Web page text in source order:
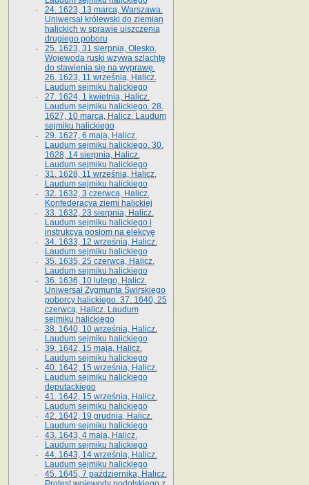
24. 1623, 13 marca, Warszawa.
Uniwersał królewski do ziemian
halickich w sprawie uiszczenia
drugiego poboru
25. 1623, 31 sierpnia, Olesko.
Wojewoda ruski wzywa szlachtę
do stawienia się na wyprawę.
26. 1623, 11 września, Halicz.
Laudum sejmiku halickiego
27. 1624, 1 kwietnia, Halicz.
Laudum sejmiku halickiego. 28.
1627, 10 marca, Halicz. Laudum
sejmiku halickiego
29. 1627, 6 maja, Halicz.
Laudum sejmiku halickiego. 30.
1628, 14 sierpnia, Halicz.
Laudum sejmiku halickiego
31. 1628, 11 września, Halicz.
Laudum sejmiku halickiego
32. 1632, 3 czerwca, Halicz.
Konfederacya ziemi halickiej
33. 1632, 23 sierpnia, Halicz.
Laudum sejmiku halickiego i
instrukcya posłom na elekcyę
34. 1633, 12 września, Halicz.
Laudum sejmiku halickiego
35. 1635, 25 czerwca, Halicz.
Laudum sejmiku halickiego
36. 1636, 10 lutego, Halicz.
Uniwersał Zygmunta Świrskiego
poborcy halickiego. 37. 1640, 25
czerwca, Halicz. Laudum
sejmiku halickiego
38. 1640, 10 września, Halicz.
Laudum sejmiku halickiego
39. 1642, 15 maja, Halicz.
Laudum sejmiku halickiego
40. 1642, 15 września, Halicz.
Laudum sejmiku halickiego
deputackiego
41. 1642, 15 września, Halicz.
Laudum sejmiku halickiego
42. 1642, 19 grudnia, Halicz.
Laudum sejmiku halickiego
43. 1643, 4 maja, Halicz.
Laudum sejmiku halickiego
44. 1643, 14 września, Halicz.
Laudum sejmiku halickiego
45. 1645, 7 października, Halicz.